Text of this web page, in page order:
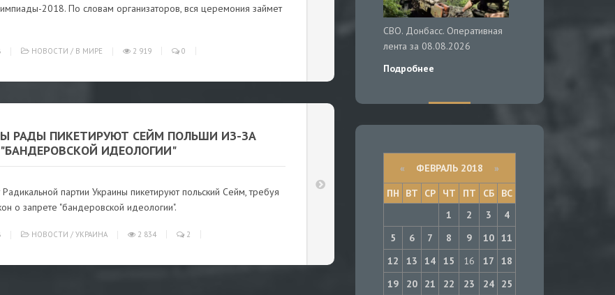
2018. По словам организаторов, вся церемония займет
НОВОСТИ / В МИРЕ 2 919 0
РАДЫ ПИКЕТИРУЮТ СЕЙМ ПОЛЬШИ ИЗ-ЗА
ИДЕОЛОГИИ"
партии Украины пикетируют польский Сейм, требуя
о запрете "бандеровской идеологии".
НОВОСТИ / УКРАИНА 2 834 2
СВО. Донбасс. Оперативная
лента за 08.08.2026
Подробнее
« ФЕВРАЛЬ 2018 »
ПН
ВТ СР ЧТ ПТ СБ
ВС
1
2 3
4
5
6 7 8 9 10 11
12
13 14 15 16 17
18
19
20 21 22 23 24
25